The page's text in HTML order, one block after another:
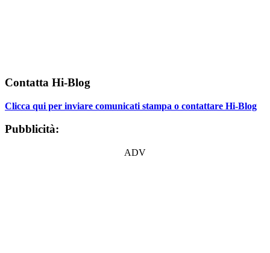
Contatta Hi-Blog
Clicca qui per inviare comunicati stampa o contattare Hi-Blog
Pubblicità:
ADV